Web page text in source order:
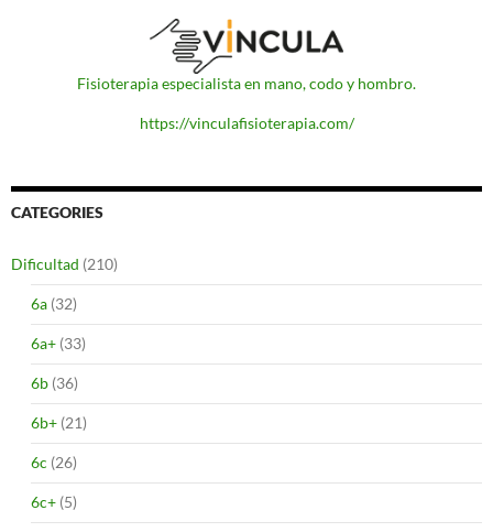
Fisioterapia especialista en mano, codo y hombro.
https://vinculafisioterapia.com/
CATEGORIES
Dificultad (210)
6a (32)
6a+ (33)
6b (36)
6b+ (21)
6c (26)
6c+ (5)